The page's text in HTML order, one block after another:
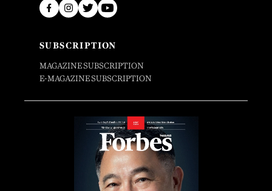
SUBSCRIPTION
MAGAZINE SUBSCRIPTION
E-MAGAZINE SUBSCRIPTION